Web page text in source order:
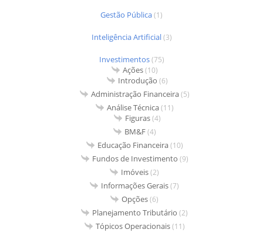
Gestão Pública(1)
Inteligência Artificial(3)
Investimentos(75)
Ações(10)
Introdução (6)
Administração Financeira(5)
Análise Técnica(11)
Figuras(4)
BM&F(4)
Educação Financeira(10)
Fundos de Investimento (9)
Imóveis(2)
Informações Gerais(7)
Opções(6)
Planejamento Tributário (2)
Tópicos Operacionais(11)